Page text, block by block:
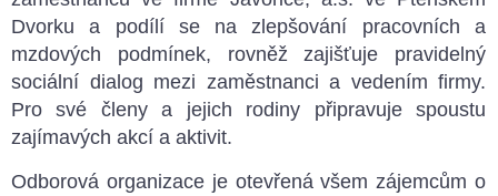
Dvorku a podílí se na zlepšování pracovních a
mzdových podmínek, rovněž zajišťuje pravidelný
sociální dialog mezi zaměstnanci a vedením firmy.
Pro své členy a jejich rodiny připravuje spoustu
zajímavých akcí a aktivit.
Odborová organizace je otevřená všem zájemcům o